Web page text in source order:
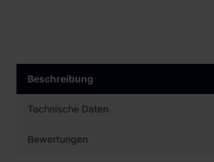
Beschreibung
Technische Daten
Bewertungen